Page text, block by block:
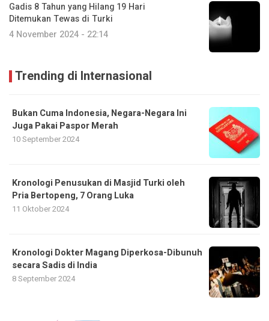
Gadis 8 Tahun yang Hilang 19 Hari
Ditemukan Tewas di Turki
4 November 2024 - 22:14
Trending di Internasional
Bukan Cuma Indonesia, Negara-Negara Ini
Juga Pakai Paspor Merah
10 September 2024
Kronologi Penusukan di Masjid Turki oleh
Pria Bertopeng, 7 Orang Luka
11 Oktober 2024
Kronologi Dokter Magang Diperkosa-Dibunuh
secara Sadis di India
8 September 2024